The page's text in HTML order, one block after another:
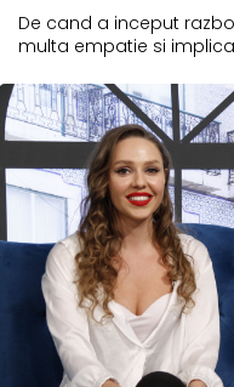
De cand a inceput
multa empatie si